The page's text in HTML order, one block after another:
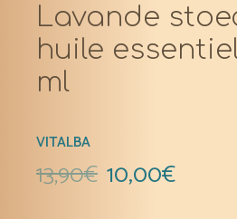
Lavande
huile
ml
VITALBA
13,90€ 10,00€